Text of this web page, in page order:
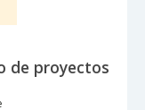
de proyectos